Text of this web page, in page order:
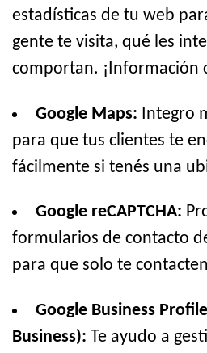
estadísticas de tu web
gente te visita, qué les
comportan. ¡Información
Google Maps: Integro
para que tus clientes te
fácilmente si tenés una
Google reCAPTCHA:
formularios de contacto
para que solo te
Google Business
Business): Te ayudo a